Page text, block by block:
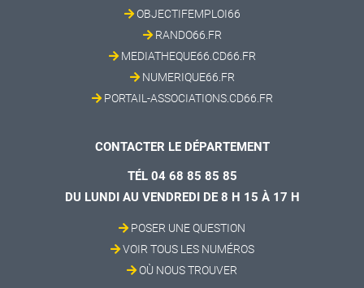
OBJECTIFEMPLOI66
RANDO66.FR
MEDIATHEQUE66.CD66.FR
NUMERIQUE66.FR
PORTAIL-ASSOCIATIONS.CD66.FR
CONTACTER LE DÉPARTEMENT
TÉL 04 68 85 85 85
DU LUNDI AU VENDREDI DE 8 H 15 À 17 H
POSER UNE QUESTION
VOIR TOUS LES NUMÉROS
OÙ NOUS TROUVER